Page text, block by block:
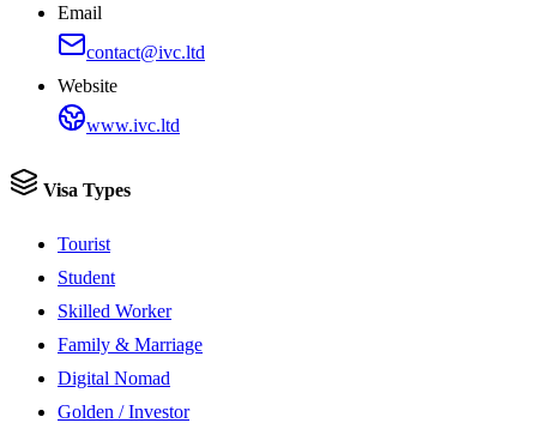
Email
contact@ivc.ltd
Website
www.ivc.ltd
Visa Types
Tourist
Student
Skilled Worker
Family & Marriage
Digital Nomad
Golden / Investor